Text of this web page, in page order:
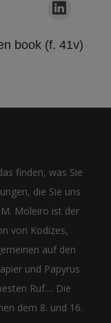
book (f. 41v)
finden, was Sie
die Sie uns
Moleiro ist der
von Kodizes,
auf den
und Papyrus
Ruf.... Die
dem 8. und 16.